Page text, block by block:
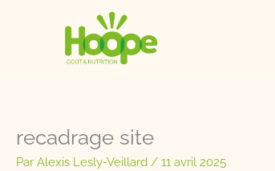
recadrage site
Par Alexis Lesly-Veillard / 11 avril 2025